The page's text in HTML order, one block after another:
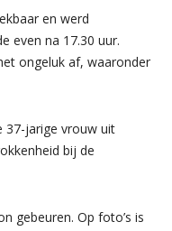
en werd
even na 17.30 uur.
ongeluk af, waaronder
37-jarige vrouw uit
bij de
gebeuren. Op foto’s is